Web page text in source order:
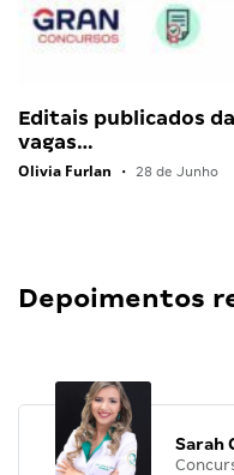
Editais publicados
vagas…
Olivia Furlan • 28 de Junho
Depoimentos
Sarah